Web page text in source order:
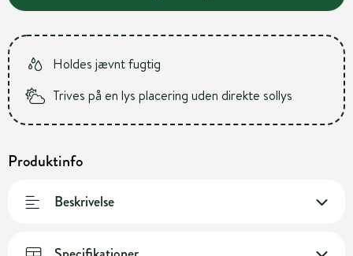
Holdes jævnt fugtig
Trives på en lys placering uden direkte sollys
Produktinfo
Beskrivelse